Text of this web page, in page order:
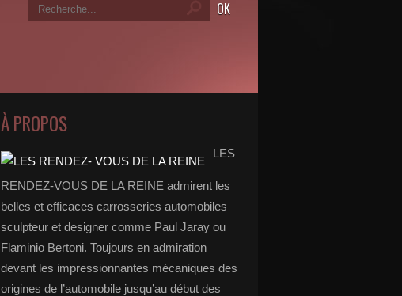
À PROPOS
LES
RENDEZ-VOUS DE LA REINE admirent les
belles et efficaces carrosseries automobiles
sculpteur et designer comme Paul Jaray ou
Flaminio Bertoni. Toujours en admiration
devant les impressionnantes mécaniques des
origines de l’automobile jusqu’au début des